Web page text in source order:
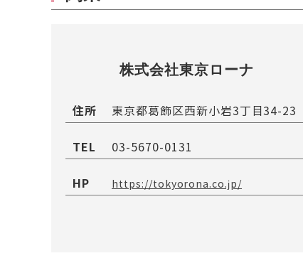
株式会社東京ローナ
住所 東京都葛飾区西新小岩3丁目34-23
TEL 03-5670-0131
HP https://tokyorona.co.jp/